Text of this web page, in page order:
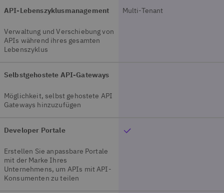
API-Lebenszyklusmanagement
Verwaltung und Verschiebung von
APIs während ihres gesamten
Lebenszyklus
Multi-Tenant
Selbstgehostete API-Gateways
Möglichkeit, selbst gehostete API
Gateways hinzuzufügen
Developer Portale
Erstellen Sie anpassbare Portale
mit der Marke Ihres
Unternehmens, um APIs mit API-
Konsumenten zu teilen